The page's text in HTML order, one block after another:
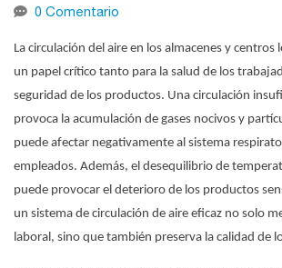
0 Comentario
La circulación del aire en los almacenes y centros
un papel crítico tanto para la salud de los
seguridad de los productos. Una circulación
provoca la acumulación de gases nocivos y
puede afectar negativamente al sistema
empleados. Además, el desequilibrio de
puede provocar el deterioro de los productos
un sistema de circulación de aire eficaz no solo
laboral, sino que también preserva la calidad de